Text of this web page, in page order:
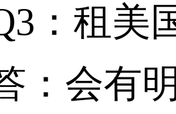
租美国
会有明